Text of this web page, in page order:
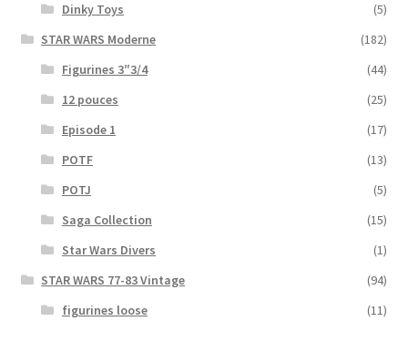
Dinky Toys
(5)
STAR WARS Moderne
(182)
Figurines 3″3/4
(44)
12 pouces
(25)
Episode 1
(17)
POTF
(13)
POTJ
(5)
Saga Collection
(15)
Star Wars Divers
(1)
STAR WARS 77-83 Vintage
(94)
figurines loose
(11)